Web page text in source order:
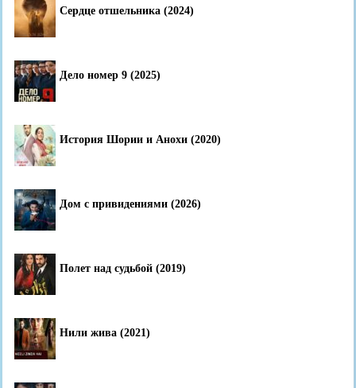
Сердце отшельника (2024)
Дело номер 9 (2025)
История Шории и Анохи (2020)
Дом с привидениями (2026)
Полет над судьбой (2019)
Нили жива (2021)